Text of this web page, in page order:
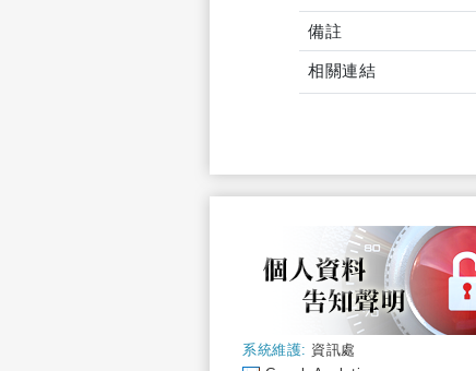
備註
相關連結
系統維護: 資訊處